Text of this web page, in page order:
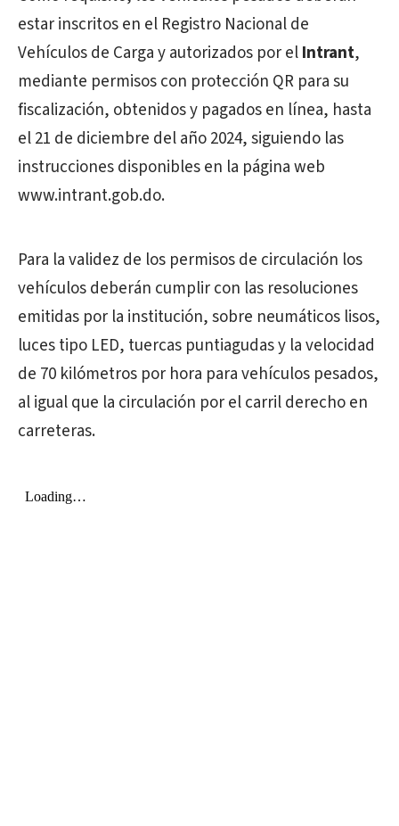
estar inscritos en el Registro Nacional de
Vehículos de Carga y autorizados por elIntrant,
mediante permisos con protección QR para su
fiscalización, obtenidos y pagados en línea, hasta
el 21 de diciembre del año 2024, siguiendo las
instrucciones disponibles en la página web
www.intrant.gob.do.
Para la validez de los permisos de circulación los
vehículos deberán cumplir con las resoluciones
emitidas por la institución, sobre neumáticos lisos,
luces tipo LED, tuercas puntiagudas y la velocidad
de 70 kilómetros por hora para vehículos pesados,
al igual que la circulación por el carril derecho en
carreteras.